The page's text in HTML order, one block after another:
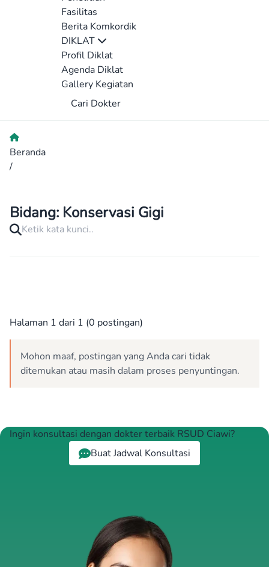
Fasilitas
Berita Komkordik
DIKLAT
Profil Diklat
Agenda Diklat
Gallery Kegiatan
Cari Dokter
Beranda
/
Bidang: Konservasi Gigi
Halaman 1 dari 1 (0 postingan)
Mohon maaf, postingan yang Anda cari tidak
ditemukan atau masih dalam proses penyuntingan.
Ingin konsultasi dengan dokter terbaik RSUD Ciawi?
Buat Jadwal Konsultasi